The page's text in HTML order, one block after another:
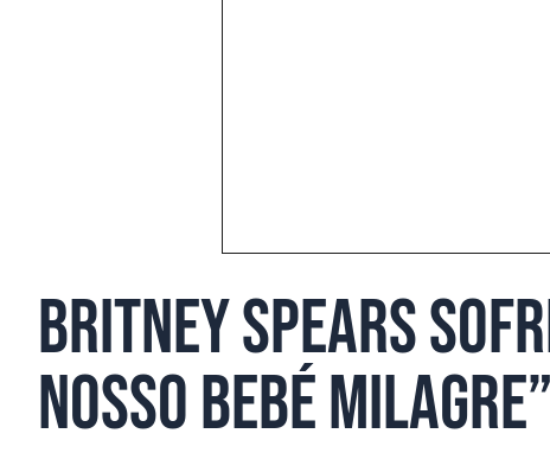
Britney Spears
nosso bebé milagre”